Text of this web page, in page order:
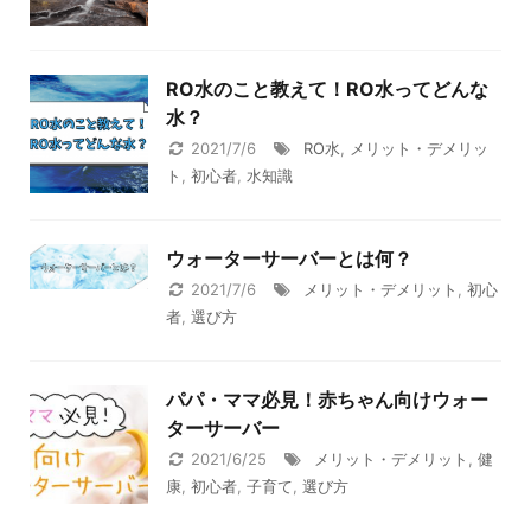
RO水のこと教えて！RO水ってどんな
水？
2021/7/6 RO水, メリット・デメリッ
ト , 初心者, 水知識
ウォーターサーバーとは何？
2021/7/6 メリット・デメリット , 初心
者, 選び方
パパ・ママ必見！赤ちゃん向けウォー
ターサーバー
2021/6/25 メリット・デメリット , 健
康, 初心者, 子育て, 選び方